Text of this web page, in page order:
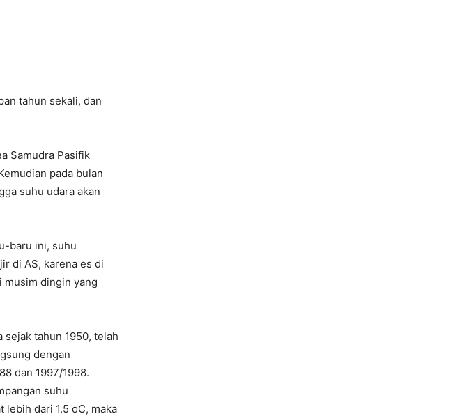
tahun sekali, dan
Samudra Pasifik
pada bulan
suhu udara akan
baru ini, suhu
di AS, karena es di
musim dingin yang
tahun 1950, telah
dengan
dan 1997/1998.
suhu
lebih dari 1.5 oC, maka